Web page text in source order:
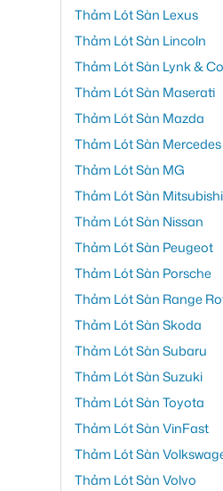
Thảm Lót Sàn Lexus
Thảm Lót Sàn Lincoln
Thảm Lót Sàn Lynk & Co
Thảm Lót Sàn Maserati
Thảm Lót Sàn Mazda
Thảm Lót Sàn Mercedes
Thảm Lót Sàn MG
Thảm Lót Sàn Mitsubishi
Thảm Lót Sàn Nissan
Thảm Lót Sàn Peugeot
Thảm Lót Sàn Porsche
Thảm Lót Sàn Range
Thảm Lót Sàn Skoda
Thảm Lót Sàn Subaru
Thảm Lót Sàn Suzuki
Thảm Lót Sàn Toyota
Thảm Lót Sàn VinFast
Thảm Lót Sàn
Thảm Lót Sàn Volvo